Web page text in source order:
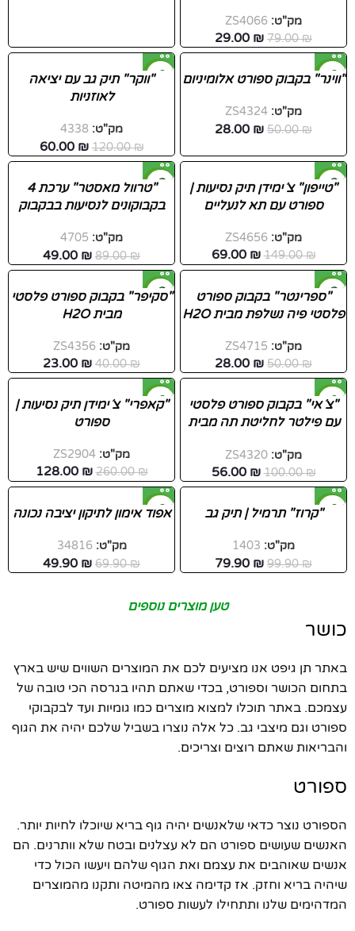
מק"ט: ZS4066
79.00₪
29.00 ₪
-44%
"ווינר" בקבוק ספורט אלומיניום
מק"ט: ZS4324
50.00₪
28.00 ₪
-50%"ווקר" תיק גב עם יציאה
לאוזניות
מק"ט: 4338
120.00₪
60.00 ₪
-54%
"טייפון" צ´ימידן תיק נסיעות |
ספורט עם תא לנעליים
מק"ט: ZS4656
149.00₪
69.00 ₪
-45%
"טרוול מאסטר" ערכת 4
בקבוקונים לנסיעות בבקבוק
מק"ט: 4705
89.00₪
49.00 ₪
-44%
"ספרינטר" בקבוק ספורט
פלסטי פיה נשלפת מבית H2O
מק"ט: ZS4715
50.00₪
28.00 ₪
-43%
"סקיפר" בקבוק ספורט פלסטי
מבית H2O
מק"ט: ZS4356
40.00₪
23.00 ₪
-44%
"צ´אי" בקבוק ספורט פלסטי
עם פילטר לחליטת תה מבית
מק"ט: ZS4320
100.00₪
56.00 ₪
-51%
"קאפרי" צ´ימידן תיק נסיעות |
ספורט
מק"ט: ZS2904
260.00₪
128.00 ₪
-20%"קרוז" תרמיל | תיק גב
מק"ט: 1403
99.90₪
79.90 ₪
-29%
אפוד אימון לתיקון יציבה נכונה
מק"ט:34816
69.90₪
49.90 ₪
טען מוצרים נוספים
כושר
באתר תן גיפט אנו מציעים לכם את המוצרים השווים שיש בארץ
בתחום הכושר וספורט, בכדי שאתם תהיו בגרסה הכי טובה של
עצמכם. באתר תוכלו למצוא מוצרים כמו גומיות ועד לבקבוקי
ספורט וגם מיצבי גב. כל אלה נוצרו בשביל שלכם יהיה את הגוף
והבריאות שאתם רוצים וצריכים.
ספורט
הספורט נוצר כדאי שלאנשים יהיה גוף בריא שיוכלו לחיות יותר.
האנשים שעושים ספורט הם לא עצלנים ובטח שלא וותרנים. הם
אנשים שאוהבים את עצמם ואת הגוף שלהם ויעשו הכול כדי
שיהיה בריא וחזק. אז קדימה צאו מהמיטה ותקנו מהמוצרים
המדהימים שלנו ותתחילו לעשות ספורט.